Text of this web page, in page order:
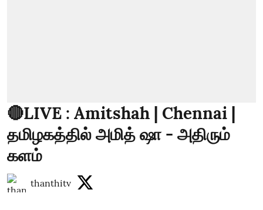
🔴LIVE : Amitshah | Chennai |
தமிழகத்தில் அமித் ஷா - அதிரும்
களம்
thanthitv